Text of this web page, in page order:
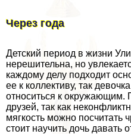
Через года
Детский период в жизни
нерешительна, но
каждому делу подходит
ее к коллективу, так
относиться к окружающим.
друзей, так как
мягкость можно посчитать
стоит научить дочь давать